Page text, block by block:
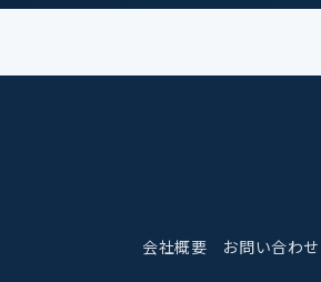
会社概要 お問い合わせ